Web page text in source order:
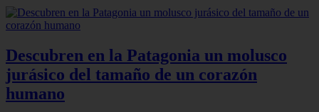
Descubren en la Patagonia un molusco
jurásico del tamaño de un corazón
humano